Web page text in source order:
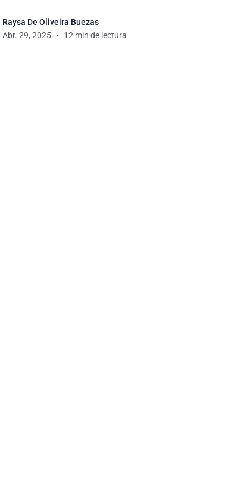
En esta guía integral,
la dinámica sinérgica entre el cine
Raysa De Oliveira Buezas
Abr. 29, 2025
12 min de lectura